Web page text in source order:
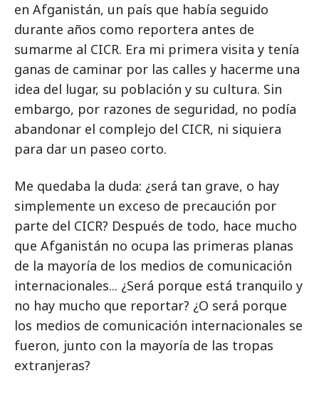
en Afganistán, un país que había seguido
durante años como reportera antes de
sumarme al CICR. Era mi primera visita y tenía
ganas de caminar por las calles y hacerme una
idea del lugar, su población y su cultura. Sin
embargo, por razones de seguridad, no podía
abandonar el complejo del CICR, ni siquiera
para dar un paseo corto.
Me quedaba la duda: ¿será tan grave, o hay
simplemente un exceso de precaución por
parte del CICR? Después de todo, hace mucho
que Afganistán no ocupa las primeras planas
de la mayoría de los medios de comunicación
internacionales... ¿Será porque está tranquilo y
no hay mucho que reportar? ¿O será porque
los medios de comunicación internacionales se
fueron, junto con la mayoría de las tropas
extranjeras?